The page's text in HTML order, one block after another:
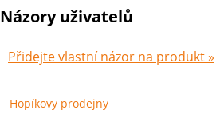
Názory uživatelů
Přidejte vlastní názor na produkt »
Hopíkovy prodejny